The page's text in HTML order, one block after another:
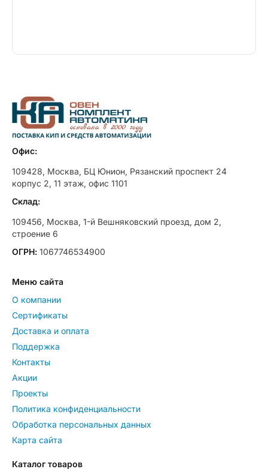
Офис:
109428, Москва, БЦ Юнион, Рязанский проспект 24
корпус 2, 11 этаж, офис 1101
Склад:
109456, Москва, 1-й Вешняковский проезд, дом 2,
строение 6
ОГРН: 1067746534900
Меню сайта
О компании
Сертификаты
Доставка и оплата
Поддержка
Контакты
Акции
Проекты
Политика конфиденциальности
Обработка персональных данных
Карта сайта
Каталог товаров